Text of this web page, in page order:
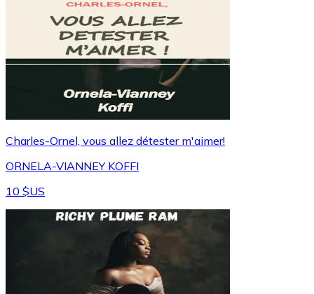
Charles-Ornel, vous allez détester m'aimer!
ORNELA-VIANNEY KOFFI
10 $US